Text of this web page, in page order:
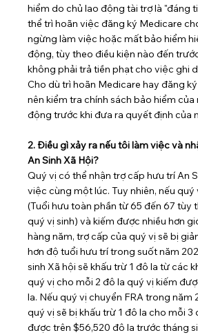
hiểm do chủ lao động tài trợ là "đáng
thể trì hoãn việc đăng ký Medicare
ngừng làm việc hoặc mất bảo hiểm
động, tùy theo điều kiện nào đến
không phải trả tiền phạt cho việc ghi
Cho dù trì hoãn Medicare hay đăng
nên kiểm tra chính sách bảo hiểm của
động trước khi đưa ra quyết định của
2. Điều gì xảy ra nếu tôi làm việc và
An Sinh Xã Hội?
Quý vị có thể nhận trợ cấp hưu trí An
việc cùng một lúc. Tuy nhiên, nếu quý
(Tuổi hưu toàn phần từ 65 đến 67 tùy
quý vị sinh) và kiếm được nhiều hơn
hàng năm, trợ cấp của quý vị sẽ bị
hơn độ tuổi hưu trí trong suốt năm
sinh Xã hội sẽ khấu trừ 1 đô la từ các
quý vị cho mỗi 2 đô la quý vị kiếm
la. Nếu quý vị chuyển FRA trong năm
quý vị sẽ bị khấu trừ 1 đô la cho mỗi 3
được trên $56,520 đô la trước tháng